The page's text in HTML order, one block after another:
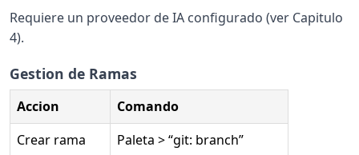
Requiere un proveedor de IA configurado (ver Capitulo
4).
Gestion de Ramas
Accion
Comando
Crear rama
Paleta > “git: branch”